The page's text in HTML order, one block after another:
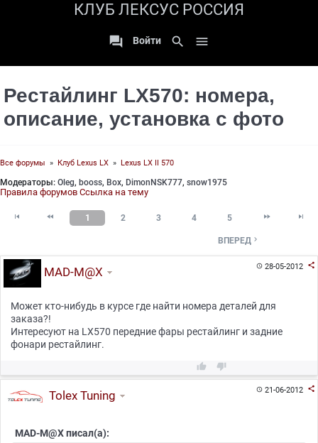
КЛУБ ЛЕКСУС РОССИЯ
 Войти search 
Рестайлинг LX570: номера,
описание, установка с фото
Все форумы » Клуб Lexus LX » Lexus LX II 570
Модераторы: Oleg, booss, Box, DimonNSK777, snow1975
Правила форумов Ссылка на тему
  1 2 3 4 5  
ВПЕРЕД 
28-05-2012 
MAD-M@X
Может кто-нибудь в курсе где найти номера деталей для
заказа?!
Интересуют на LX570 передние фары рестайлинг и задние
фонари рестайлинг.
 
21-06-2012 
Tolex Tuning
MAD-M@X писал(а):